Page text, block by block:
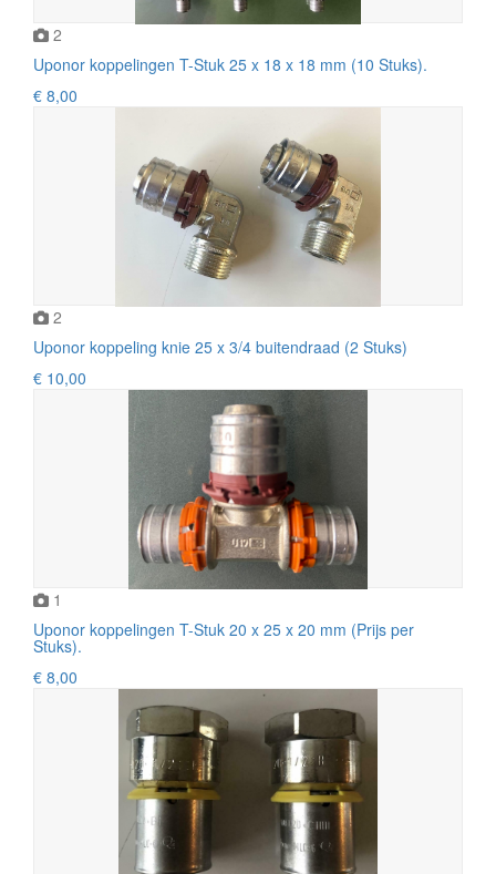
2
Uponor koppelingen T-Stuk 25 x 18 x 18 mm (10 Stuks).
€ 8,00
2
Uponor koppeling knie 25 x 3/4 buitendraad (2 Stuks)
€ 10,00
1
Uponor koppelingen T-Stuk 20 x 25 x 20 mm (Prijs per
Stuks).
€ 8,00